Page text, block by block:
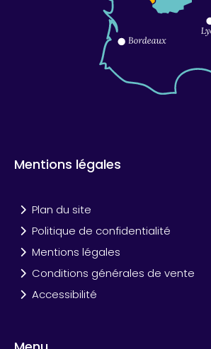
Mentions légales
Plan du site
Politique de confidentialité
Mentions légales
Conditions générales de vente
Accessibilité